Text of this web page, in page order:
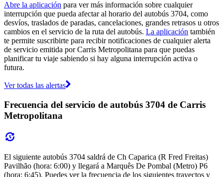
Abre la aplicación para ver más información sobre cualquier
interrupción que pueda afectar al horario del autobús 3704, como
desvíos, traslados de paradas, cancelaciones, grandes retrasos u otros
cambios en el servicio de la ruta del autobús. La aplicación también
te permite suscribirte para recibir notificaciones de cualquier alerta
de servicio emitida por Carris Metropolitana para que puedas
planificar tu viaje sabiendo si hay alguna interrupción activa o
futura.
Ver todas las alertas
Frecuencia del servicio de autobús 3704 de Carris
Metropolitana
El siguiente autobús 3704 saldrá de Ch Caparica (R Fred Freitas)
Pavilhão (hora: 6:00) y llegará a Marquês De Pombal (Metro) P6
(hora: 6:45). Puedes ver la frecuencia de los siguientes trayectos y